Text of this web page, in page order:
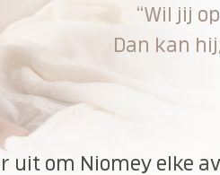
“Wil jij op
Dan kan
uit om Niomey elke